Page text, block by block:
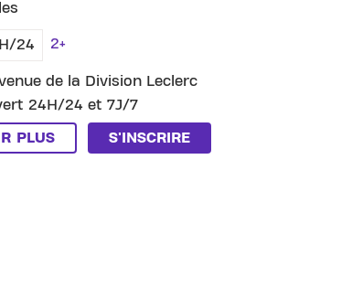
24 2+
de la Division Leclerc
24H/24 et 7J/7
PLUS S'INSCRIRE